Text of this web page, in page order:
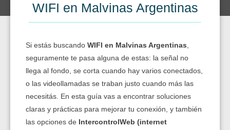
WIFI en Malvinas Argentinas
Si estás buscando WIFI en Malvinas Argentinas
seguramente te pasa alguna de estas: la señal no
llega al fondo, se corta cuando hay varios conectados,
o las videollamadas se traban justo cuando más las
necesitás. En esta guía vas a encontrar soluciones
claras y prácticas para mejorar tu conexión, y también
las opciones de IntercontrolWeb (internet